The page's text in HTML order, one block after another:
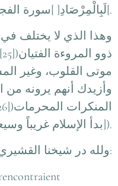
لَبِالْمِرْصَادِ[ ]سورة[.
وهذا الذي لا يختلف
موتى القلوب، وغير
وأزيدك أنهم يرونه من
بدأ الإسلام غريباً]).
ولله در شيخنا القشيري([28]) حيث يقول فيما: